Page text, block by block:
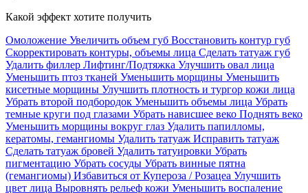
Какой эффект хотите получить
Омоложение Увеличить объем губ Восстановить контур губ
Скорректировать контуры, объемы лица Сделать татуаж губ
Удалить филлер Лифтинг/Подтяжка Улучшить овал лица
Уменьшить птоз тканей Уменьшить морщины Уменьшить
кисетные морщины Улучшить плотность и тургор кожи лица
Убрать второй подбородок Уменьшить объемы лица Убрать
темные круги под глазами Убрать нависшее веко Поднять веко
Уменьшить морщины вокруг глаз Удалить папилломы,
кератомы, гемангиомы Удалить татуаж Исправить татуаж
Сделать татуаж бровей Удалить татуировки Убрать
пигментацию Убрать сосуды Убрать винные пятна
(гемангиомы) Избавиться от Купероза / Розацеа Улучшить
цвет лица Выровнять рельеф кожи Уменьшить воспаление